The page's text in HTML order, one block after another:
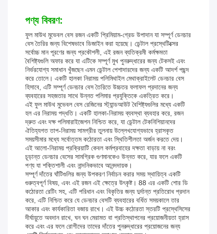
পণ্য বিবরণ:
ফুল মাউথ মুভেবল বেস রজন একটি প্রিমিয়াম-গ্রেড উপাদান যা সম্পূর্ণ ডেনচার
বেস তৈরির জন্য বিশেষভাবে ডিজাইন করা হয়েছে। ডেন্টাল প্রস্থেটিক্সের
সর্বোচ্চ মান পূরণের জন্য প্রকৌশলী, এই রজন ব্যতিক্রমী কর্মক্ষমতা
বৈশিষ্ট্যগুলি অফার করে যা এটিকে সম্পূর্ণ মুখ পুনরুদ্ধারের জন্য টেকসই এবং
নির্ভরযোগ্য সমাধান খুঁজছেন এমন ডেন্টাল পেশাদারদের জন্য একটি আদর্শ পছন্দ
করে তোলে। একটি হালকা নিরাময় পলিমিথাইল মেথাক্রাইলেট ডেনচার বেস
হিসাবে, এটি সম্পূর্ণ ডেনচার বেস তৈরিতে উচ্চতর ফলাফল প্রদানের জন্য
ব্যবহারের সহজতার সাথে উন্নত পলিমার প্রযুক্তিকে একত্রিত করে।
এই ফুল মাউথ মুভেবল বেস রেজিনের স্ট্যান্ডআউট বৈশিষ্ট্যগুলির মধ্যে একটি
হল এর নিরাময় পদ্ধতি। একটি হালকা-নিরাময় ব্যবস্থা ব্যবহার করে, রজন
দ্রুত এবং দক্ষ পলিমারাইজেশন নিশ্চিত করে, যা ডেন্টাল টেকনিশিয়ানদের
ঐতিহ্যগত তাপ-নিরাময় সামগ্রীর তুলনায় উল্লেখযোগ্যভাবে হ্রাসকৃত
সময়সীমার মধ্যে সর্বোত্তম কঠোরতা এবং স্থিতিশীলতা অর্জন করতে দেয়।
এই আলো-নিরাময় প্রক্রিয়াটি কেবল কর্মপ্রবাহের দক্ষতা বাড়ায় না বরং
চূড়ান্ত ডেনচার বেসের সামগ্রিক গুণমানকেও উন্নত করে, যার ফলে একটি
পণ্য যা শক্তিশালী এবং নান্দনিকভাবে আনন্দদায়ক।
সম্পূর্ণ দাঁতের ঘাঁটিগুলির জন্য উপকরণ নির্বাচন করার সময় স্থায়িত্ব একটি
গুরুত্বপূর্ণ বিষয়, এবং এই রজন এই ক্ষেত্রে উৎকৃষ্ট। 88 এর একটি শোর ডি
কঠোরতা রেটিং সহ, এটি পরিধান এবং বিকৃতির জন্য দুর্দান্ত প্রতিরোধ প্রদান
করে, এটি নিশ্চিত করে যে ডেনচার বেসটি ব্যবহারের বর্ধিত সময়কালে তার
আকার এবং কার্যকারিতা বজায় রাখে। এই উচ্চ কঠোরতা স্তরটি প্রস্থেসিসের
দীর্ঘায়ুতে অবদান রাখে, ঘন ঘন মেরামত বা প্রতিস্থাপনের প্রয়োজনীয়তা হ্রাস
করে এবং এর ফলে রোগীদের তাদের দাঁতের পুনরুদ্ধারের প্রয়োজনের জন্য